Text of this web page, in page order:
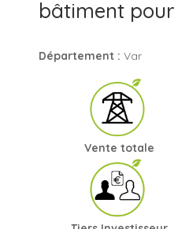
bâtiment
Département : Var
Vente totale